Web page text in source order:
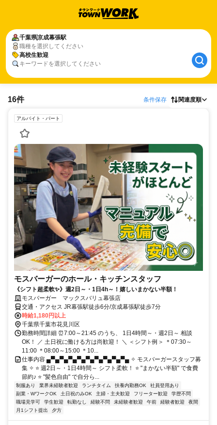
千葉県京成幕張駅
職種を選択してください
高校生歓迎
キーワードを選択してください
16件 条件保存 関連度順
アルバイト・パート
モスバーガーのホール・キッチンスタッフ
《シフト超柔軟✨》週2日～・1日4h～！嬉しいまかない半額！
モスバーガー マックスバリュ幕張店
交通・アクセス JR幕張駅徒歩6分/京成幕張駅徒歩7分
時給1,180円以上
千葉県千葉市花見川区
勤務時間詳細 ⏰7:00～21:45 のうち、 1日4時間～・週2日～ 相談
OK！ ／ 土日祝に働ける方は尚歓迎！ ＼ ＜シフト例＞ ＊07:30～
11:00 ＊08:00～15:00 ＊10...
仕事内容 ▄▀▄▀▄▀▄▀▄▀▄▀▄▀▄▀▄▀▄ ✧ モスバーガースタッフ募
集 ✧ ⭐ 週2日～・1日4時間～ シフト柔軟！ ⭐ "まかない半額" で食費
節約♪ ⭐ "髪色自由" で自分ら...
制服あり 業界未経験者歓迎 ランチタイム 扶養内勤務OK
社員登用あり
副業・WワークOK
土日祝のみOK 主婦・主夫歓迎 フリーター歓迎
学歴不問
職場見学可
学生歓迎 転勤なし 経験不問 未経験者歓迎 午前 経験者歓迎
夜間
月1シフト提出
夕方